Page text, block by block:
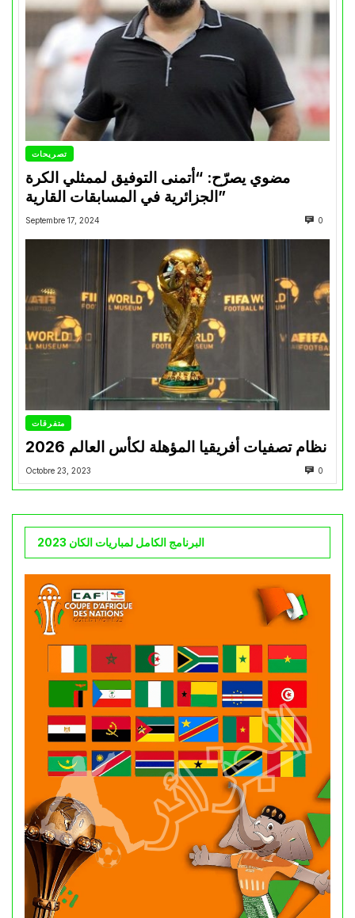
تصريحات
مضوي يصرّح: “أتمنى التوفيق لممثلي الكرة
الجزائرية في المسابقات القارية”
Septembre 17, 2024 0
متفرقات
نظام تصفيات أفريقيا المؤهلة لكأس العالم 2026
Octobre 23, 2023 0
البرنامج الكامل لمباريات الكان 2023